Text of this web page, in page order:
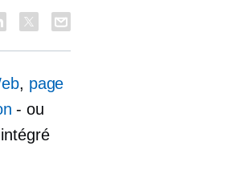
, page
- ou